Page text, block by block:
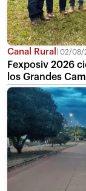
Canal Rural 02/08/
Fexposiv 2026
los Grandes